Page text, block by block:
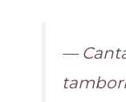
—